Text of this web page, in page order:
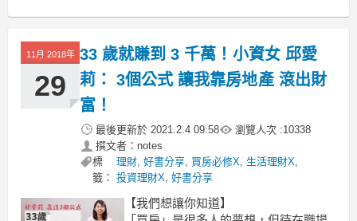
壓力真的太大，怎麼辦？」
11月 2018年
29
33 歲就賺到 3 千萬！小資女 邱愛
莉： 3個公式 讓我靠房地產 滾出財
富！
最後更新於 2021.2.4 09:58 瀏覽人次 :10338
撰文者：notes
標
籤：
理財,好書分享, 買房必修X,生活理財X,
投資理財X,好書分享
【我們想讓你知道】